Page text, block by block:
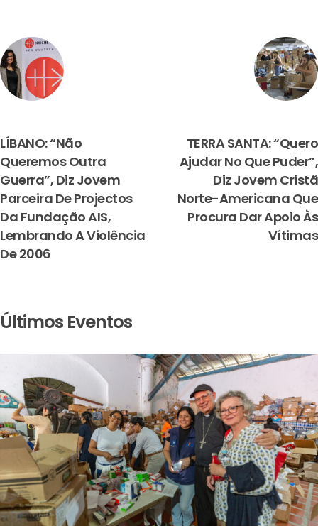
LÍBANO: “Não
Queremos Outra
Guerra”, Diz Jovem
Parceira De Projectos
Da Fundação AIS,
Lembrando A Violência
De 2006
TERRA SANTA: “Quero
Ajudar No Que Puder”,
Diz Jovem Cristã
Norte-Americana Que
Procura Dar Apoio Às
Vítimas
Últimos Eventos